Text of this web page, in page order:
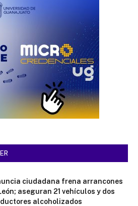
ciudadana frena arrancones
aseguran 21 vehículos y dos
alcoholizados